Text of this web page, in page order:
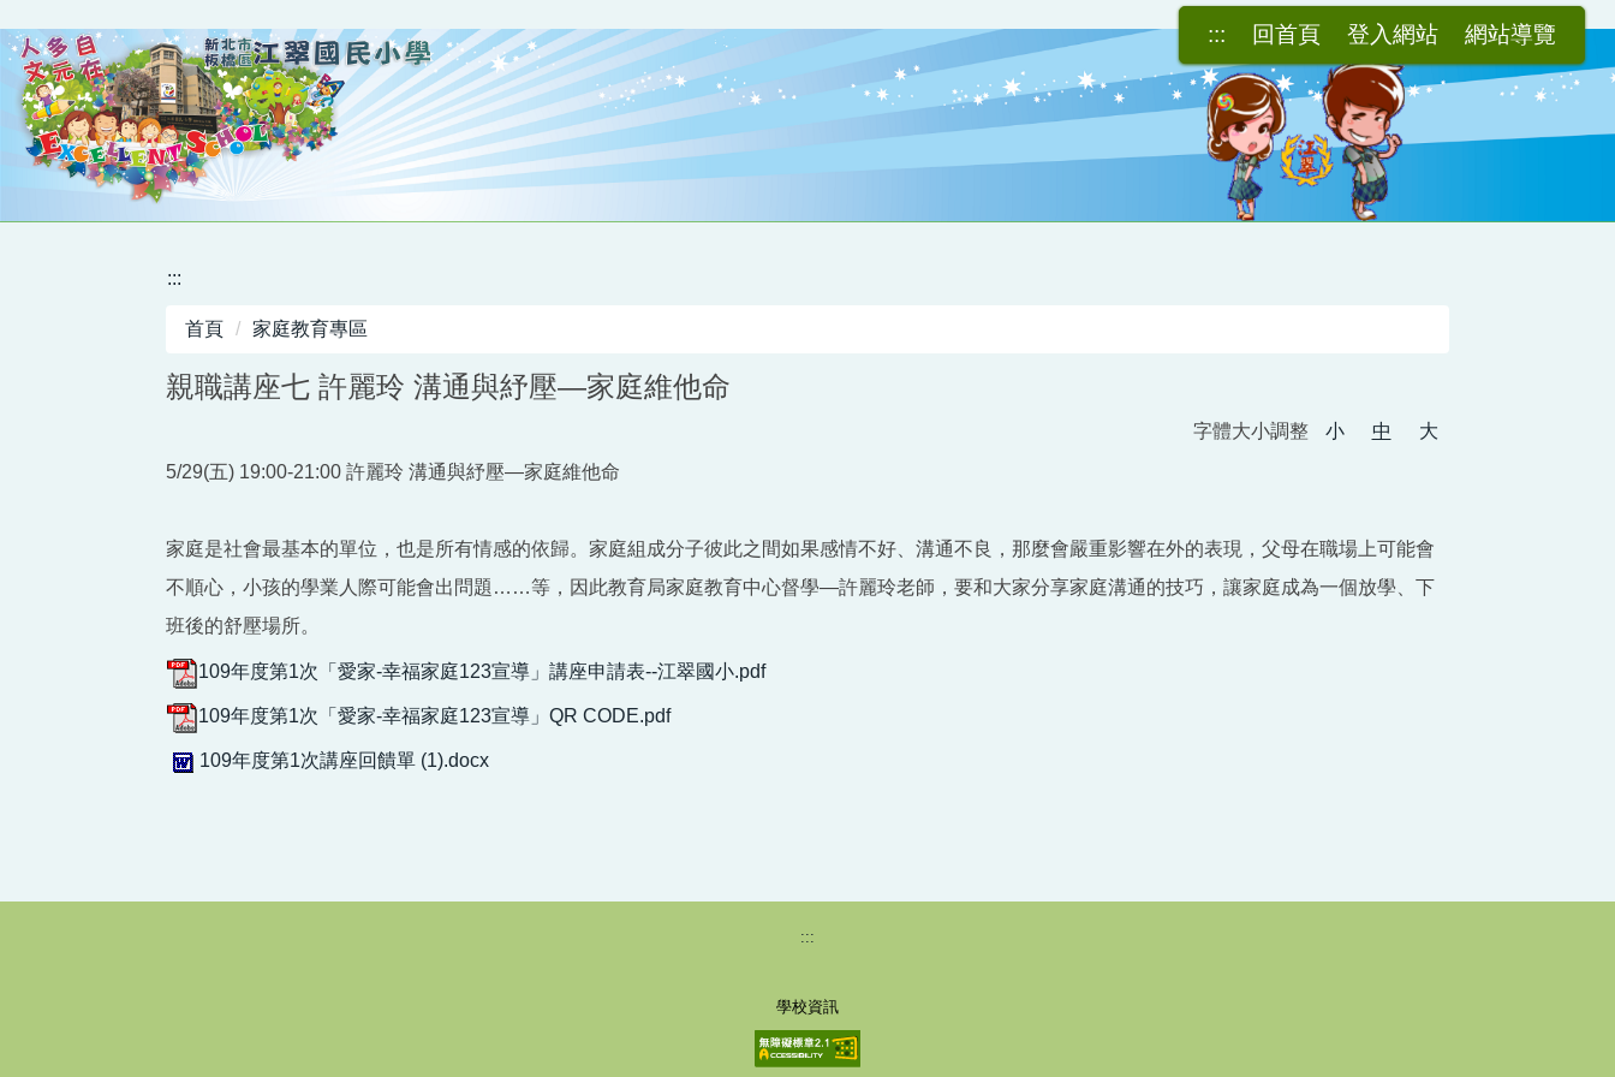
到
主
要
內
::: 回首頁 登入網站 網站導覽
:::
首頁 家庭教育專區
親職講座七 許麗玲 溝通與紓壓—家庭維他命
字體大小調整 小 中
大
5/29(五) 19:00-21:00 許麗玲 溝通與紓壓—家庭維他命
家庭是社會最基本的單位，也是所有情感的依歸。家庭組成分子彼此之間如果感情不好、溝通不良，那麼會嚴重影響在外的表現，父母在職場上可能會
不順心，小孩的學業人際可能會出問題……等，因此教育局家庭教育中心督學—許麗玲老師，要和大家分享家庭溝通的技巧，讓家庭成為一個放學、下
班後的舒壓場所。
109年度第1次「愛家-幸福家庭123宣導」講座申請表--江翠國小.pdf
109年度第1次「愛家-幸福家庭123宣導」QR CODE.pdf
109年度第1次講座回饋單 (1).docx
:::
學校資訊